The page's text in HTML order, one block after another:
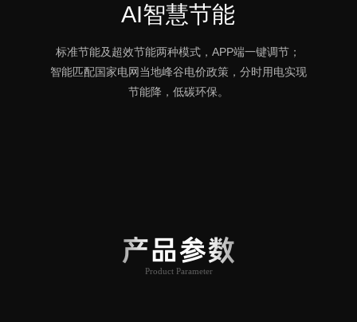
AI智慧节能
标准节能及超效节能两种模式，APP端一键调节；
智能匹配国家电网当地峰谷电价政策，分时用电实现
节能降，低碳环保。
产品参数
Product Parameter